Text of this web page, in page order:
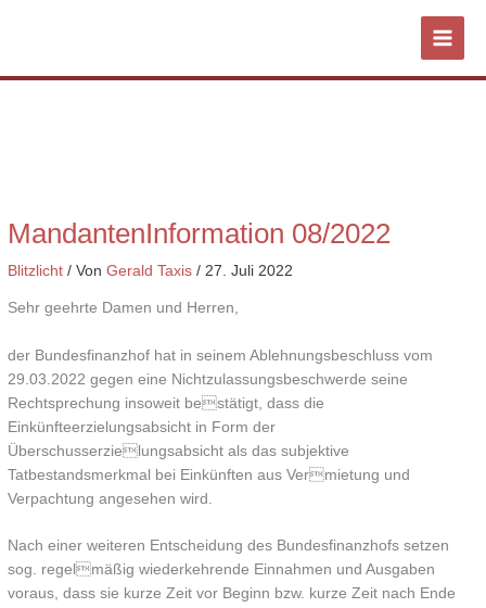
MandantenInformation 08/2022
Blitzlicht / VonGerald Taxis/27. Juli 2022
Sehr geehrte Damen und Herren,
der Bundesfinanzhof hat in seinem Ablehnungsbeschluss vom
29.03.2022 gegen eine Nichtzulassungsbeschwerde seine
Rechtsprechung insoweit bestätigt, dass die
Einkünfteerzielungsabsicht in Form der
Überschusserzielungsabsicht als das subjektive
Tatbestandsmerkmal bei Einkünften aus Vermietung und
Verpachtung angesehen wird.
Nach einer weiteren Entscheidung des Bundesfinanzhofs setzen
sog. regelmäßig wiederkehrende Einnahmen und Ausgaben
voraus, dass sie kurze Zeit vor Beginn bzw. kurze Zeit nach Ende